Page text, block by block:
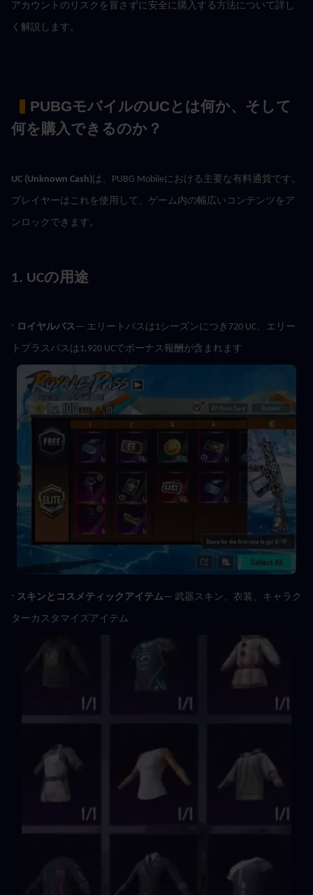
アカウントのリスクを冒さずに安全に購入する方法について詳し
く解説します。
PUBGモバイルのUCとは何か、そして
何を購入できるのか？
UC (Unknown Cash)は、PUBG Mobileにおける主要な有料通貨です。
プレイヤーはこれを使用して、ゲーム内の幅広いコンテンツをア
ンロックできます。
1. UCの用途
· ロイヤルパス— エリートパスは1シーズンにつき720 UC、エリー
トプラスパスは1,920 UCでボーナス報酬が含まれます
· スキンとコスメティックアイテム— 武器スキン、衣装、キャラク
ターカスタマイズアイテム